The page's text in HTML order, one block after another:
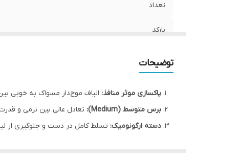
تعداد
بارکد
توضیحات
پاکسازی موثر منافذ: الیاف موج‌دار مسواک به خوبی
برس متوسط (Medium):
تعادل عالی بین نرمی و
دسته ارگونومیک: تسلط کامل در دست و جلوگیری از